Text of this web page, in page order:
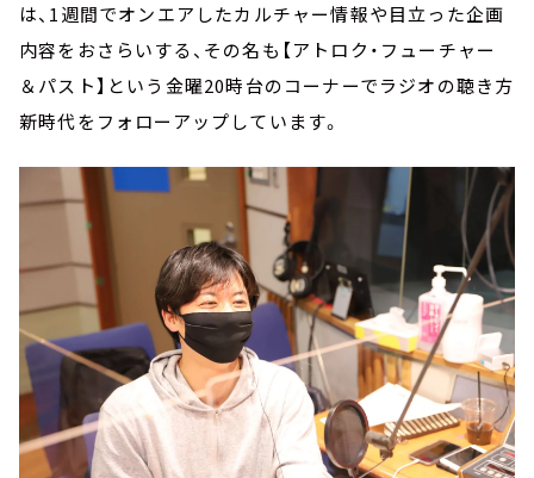
は、1週間でオンエアしたカルチャー情報や目立った企画
内容をおさらいする、その名も【アトロク・フューチャー
＆パスト】という金曜20時台のコーナーでラジオの聴き方
新時代をフォローアップしています。